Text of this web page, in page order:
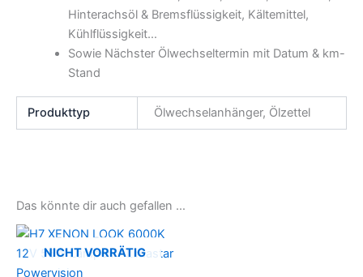
Hinterachsöl & Bremsflüssigkeit, Kältemittel,
Kühlflüssigkeit…
Sowie Nächster Ölwechseltermin mit Datum & km-
Stand
Produkttyp Ölwechselanhänger, Ölzettel
Das könnte dir auch gefallen …
NICHT VORRÄTIG